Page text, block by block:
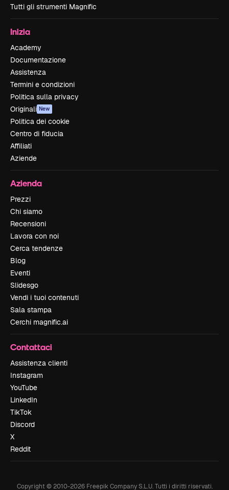
Tutti gli strumenti Magnific
Inizia
Academy
Documentazione
Assistenza
Termini e condizioni
Politica sulla privacy
Originali New
Politica dei cookie
Centro di fiducia
Affiliati
Aziende
Azienda
Prezzi
Chi siamo
Recensioni
Lavora con noi
Cerca tendenze
Blog
Eventi
Slidesgo
Vendi i tuoi contenuti
Sala stampa
Cerchi magnific.ai
Contattaci
Assistenza clienti
Instagram
YouTube
LinkedIn
TikTok
Discord
X
Reddit
Copyright © 2010-2026Freepik Company S.L.U. Tutti i diritti riservati.